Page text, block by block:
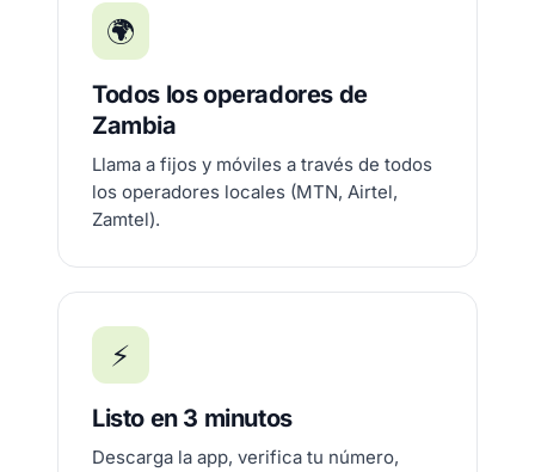
🌍
Todos los operadores de
Zambia
Llama a fijos y móviles a través de todos
los operadores locales (MTN, Airtel,
Zamtel).
⚡
Listo en 3 minutos
Descarga la app, verifica tu número,